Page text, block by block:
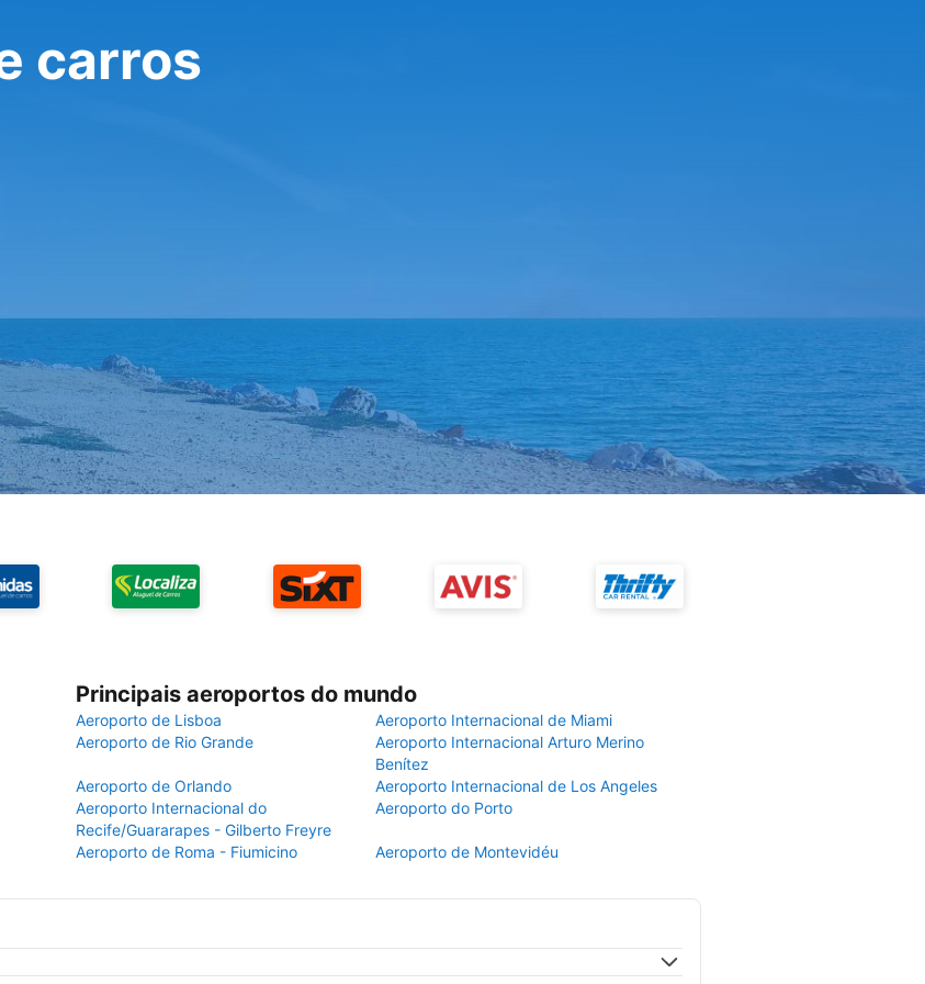
carros
Principais aeroportos do mundo
Aeroporto de Lisboa
Aeroporto Internacional de Miami
Aeroporto de Rio Grande
Aeroporto Internacional Arturo Merino
Benítez
Aeroporto de Orlando
Aeroporto Internacional de Los Angeles
Aeroporto Internacional do
Recife/Guararapes - Gilberto Freyre
Aeroporto do Porto
Aeroporto de Roma - Fiumicino Aeroporto de Montevidéu